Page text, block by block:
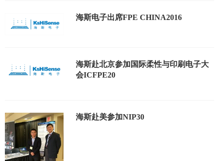
海斯电子出席FPE CHINA2016
海斯赴北京参加国际柔性与印刷电子大
会ICFPE20
海斯赴美参加NIP30